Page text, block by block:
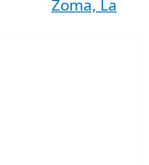
Zoma, La